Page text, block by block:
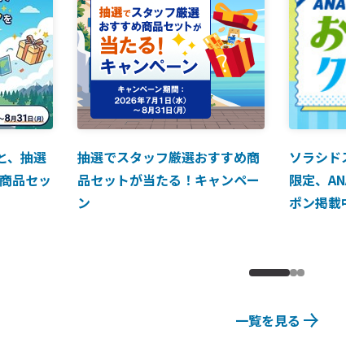
、抽選
品セッ
抽選でスタッフ厳選おすすめ商
品セットが当たる！キャンペー
ン
ソラシ
限定、
ポン掲載
一覧を見る